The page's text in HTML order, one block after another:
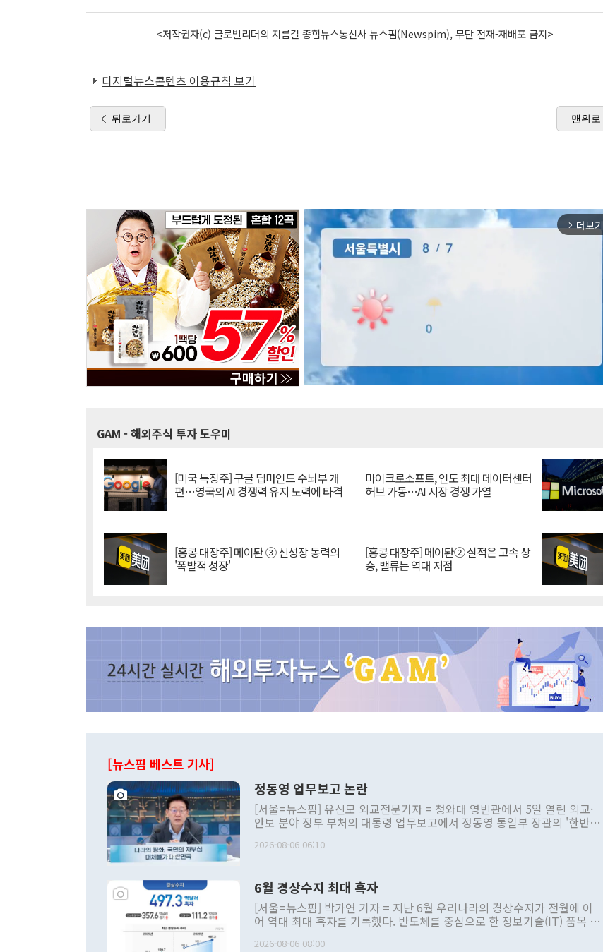
<저작권자(c) 글로벌리더의 지름길 종합뉴스통신사 뉴스핌(Newspim), 무단 전재-재배포 금지>
디지털뉴스콘텐츠 이용규칙 보기
뒤로가기 맨위로
arrow_forward_ios 더보기
GAM - 해외주식 투자 도우미
[미국 특징주] 구글 딥마인드 수뇌부 개
편…영국의 AI 경쟁력 유지 노력에 타격
마이크로소프트, 인도 최대 데이터센터
허브 가동…AI 시장 경쟁 가열
[홍콩 대장주] 메이퇀 ③ 신성장 동력의
'폭발적 성장'
[홍콩 대장주] 메이퇀② 실적은 고속 상
승, 밸류는 역대 저점
[뉴스핌 베스트 기사]
정동영 업무보고 논란
[서울=뉴스핌] 유신모 외교전문기자 = 청와대 영빈관에서 5일 열린 외교·
안보 분야 정부 부처의 대통령 업무보고에서 정동영 통일부 장관의 '한반도
발언 중에는 정부 내 조율을 거치지 않은 사안을 정책으로 추진하겠다고 공
주의적 희망에 근거한 비현실적 구상'이라는 비판을 내놨다. 그동안 정 장
관의 대북 정책 관련 발언이 물의를 빚은 적은 여러 번 있지만 대통령과 유
관 부처 장관이 공개적으로 부정적 입장을 표명한 것은 이례적이다. 정 장
관의 무리한 대북 접근법과 월권을 제어해야 한다는 목소리도 높아지고 있
다. [정동영 통일부 장관이 지난달 23일 오후 서울 종로구 정부서울청사에
2026-08-06 06:10
6월 경상수지 최대 흑자
[서울=뉴스핌] 박가연 기자 = 지난 6월 우리나라의 경상수지가 전월에 이
어 역대 최대 흑자를 기록했다. 반도체를 중심으로 한 정보기술(IT) 품목 수
료=한국은행] 한국은행이 6일 발표한 '2026년 6월 국제수지(잠정)'에 따르
2026-08-06 08:00